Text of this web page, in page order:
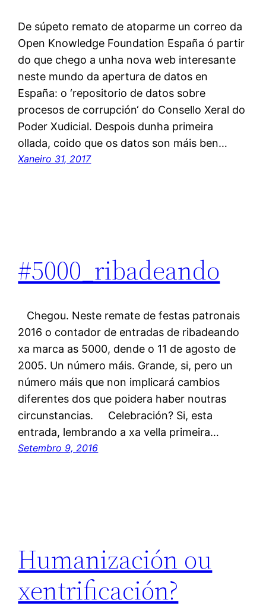
De súpeto remato de atoparme un correo da
Open Knowledge Foundation España ó partir
do que chego a unha nova web interesante
neste mundo da apertura de datos en
España: o ‘repositorio de datos sobre
procesos de corrupción‘ do Consello Xeral do
Poder Xudicial. Despois dunha primeira
ollada, coido que os datos son máis ben…
Xaneiro 31, 2017
#5000_ribadeando
Chegou. Neste remate de festas patronais
2016 o contador de entradas de ribadeando
xa marca as 5000, dende o 11 de agosto de
2005. Un número máis. Grande, si, pero un
número máis que non implicará cambios
diferentes dos que poidera haber noutras
circunstancias. Celebración? Si, esta
entrada, lembrando a xa vella primeira…
Setembro 9, 2016
Humanización ou
xentrificación?